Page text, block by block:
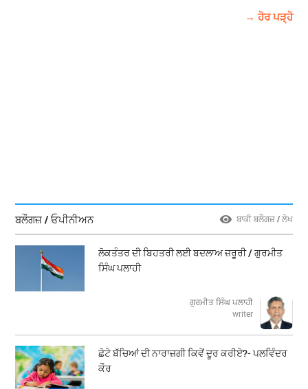
→ ਹੋਰ ਪੜ੍ਹੋ
ਬਲੌਗਜ਼ / ਓਪੀਨੀਅਨ ਬਾਕੀ ਬਲੌਗਜ਼ / ਲੇਖ
ਲੋਕਤੰਤਰ ਦੀ ਬਿਹਤਰੀ ਲਈ ਬਦਲਾਅ ਜ਼ਰੂਰੀ / ਗੁਰਮੀਤ
ਸਿੰਘ ਪਲਾਹੀ
ਗੁਰਮੀਤ ਸਿੰਘ ਪਲਾਹੀ
writer
ਛੋਟੇ ਬੱਚਿਆਂ ਦੀ ਨਾਰਾਜ਼ਗੀ ਕਿਵੇਂ ਦੂਰ ਕਰੀਏ?- ਪਲਵਿੰਦਰ
ਕੌਰ